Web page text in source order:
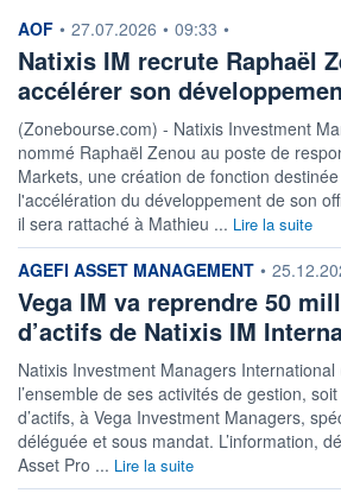
07/12 07/04
CATÉGORIE MORNINGSTAR
Monétaires EUR Court
Terme
TARIFS PRIVILÉGIÉS 0%
PEA PEA-PME BOURSOVIE LUX
CTO BUSINESS
Non éligible Boursobank
ACTIF NET (EUR)
8 658M / 31.07.26
information fournie par
AOF • 27.07.2026 • 09:33 •
Natixis IM recrute Raphaël
accélérer son
(Zonebourse.com) - Natixis Investment
nommé Raphaël Zenou au poste de
Markets, une création de fonction
l'accélération du développement de son
il sera rattaché à Mathieu ... Lire la suite
information fournie par
AGEFI ASSET MANAGEMENT •
Vega IM va reprendre 50
d’actifs de Natixis IM
Natixis Investment Managers
l’ensemble de ses activités de gestion,
d’actifs, à Vega Investment Managers,
déléguée et sous mandat. L’information,
Asset Pro ... Lire la suite